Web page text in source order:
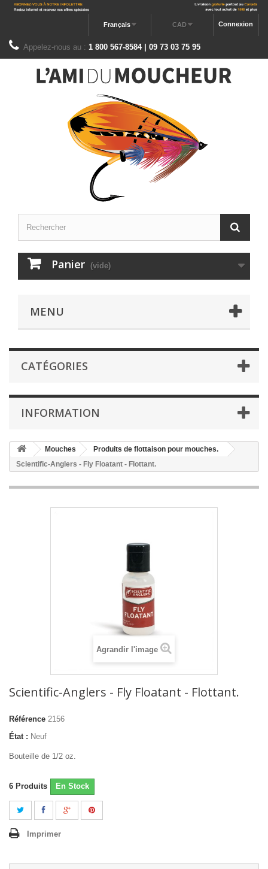
Connexion
CAD
Français
Appelez-nous au : 1 800 567-8584 | 09 73 03 75 95
Panier (vide)
MENU
CATÉGORIES
INFORMATION
Mouches
Produits de flottaison pour mouches.
Scientific-Anglers - Fly Floatant - Flottant.
Agrandir l'image
Scientific-Anglers - Fly Floatant - Flottant.
Référence 2156
État : Neuf
Bouteille de 1/2 oz.
6 Produits En Stock
Imprimer